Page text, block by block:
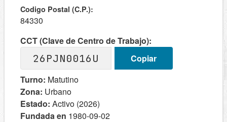
Codigo Postal (C.P.):
84330
CCT (Clave de Centro de Trabajo):
26PJN0016U
Copiar
Turno: Matutino
Zona: Urbano
Estado: Activo (2026)
Fundada en 1980-09-02